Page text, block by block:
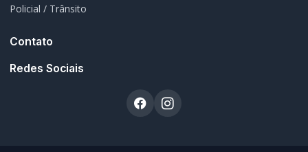
Policial / Trânsito
Contato
Redes Sociais